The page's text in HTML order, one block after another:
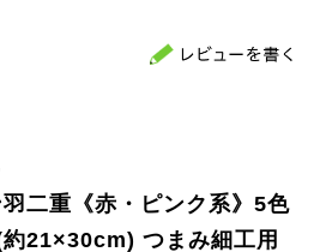
二重《赤・ピンク系》5色
21×30cm) つまみ細工用